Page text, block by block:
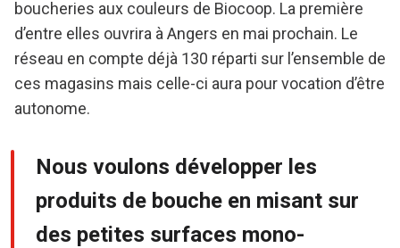
boucheries aux couleurs de Biocoop. La première
d’entre elles ouvrira à Angers en mai prochain. Le
réseau en compte déjà 130 réparti sur l’ensemble de
ces magasins mais celle-ci aura pour vocation d’être
autonome.
Nous voulons développer les
produits de bouche en misant sur
des petites surfaces mono-